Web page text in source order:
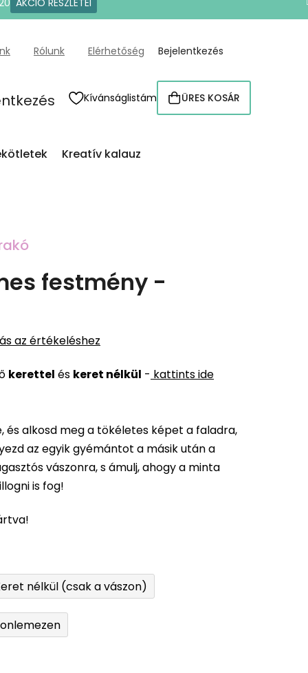
AKCIÓ RÉSZLETEI
Rólunk Elérhetőség Bejelentkezés
Kívánságlistám KOSÁR
ÜRES KOSÁR
Kreatív kalauz
festmény -
az értékeléshez
kerettel és keret nélkül - kattints ide
és alkosd meg a tökéletes képet a faladra,
az egyik gyémántot a másik után a
vászonra, s ámulj, ahogy a minta
is fog!
nélkül (csak a vászon)